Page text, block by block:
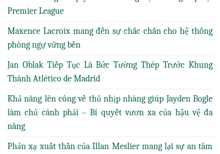
Premier League
Maxence Lacroix mang đến sự chắc chắn cho hệ thống
phòng ngự vững bền
Jan Oblak Tiếp Tục Là Bức Tường Thép Trước Khung
Thành Atlético de Madrid
Khả năng lên công về thủ nhịp nhàng giúp Jayden Bogle
làm chủ cánh phải – Bí quyết vươn xa của hậu vệ đa
năng
Phản xạ xuất thần của Illan Meslier mang lại sự an tâm